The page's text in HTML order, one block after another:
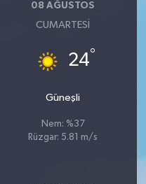
08 AĞUSTOS
CUMARTESI
24°
Güneşli
Nem: %37
Rüzgar: 5.81 m/s